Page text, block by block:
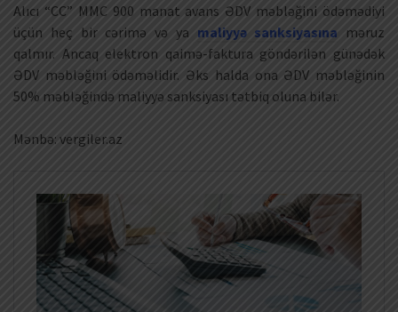
Alıcı “CC” MMC 900 manat avans ƏDV məbləğini ödəmədiyi
üçün heç bir cərimə və ya maliyyə sanksiyasına məruz
qalmır. Ancaq elektron qaimə-faktura göndərilən günədək
ƏDV məbləğini ödəməlidir. Əks halda ona ƏDV məbləğinin
50% məbləğində maliyyə sanksiyası tətbiq oluna bilər.
Mənbə: vergiler.az